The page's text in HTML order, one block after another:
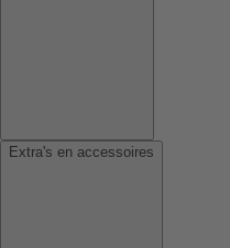
Extra's en accessoires